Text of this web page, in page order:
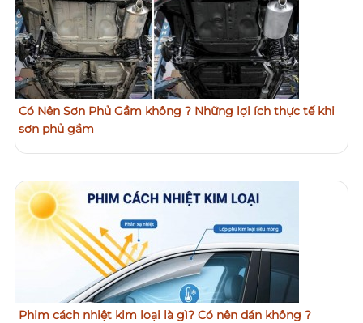
Có Nên Sơn Phủ Gầm không ? Những lợi ích thực tế khi
sơn phủ gầm
Phim cách nhiệt kim loại là gì? Có nên dán không ?